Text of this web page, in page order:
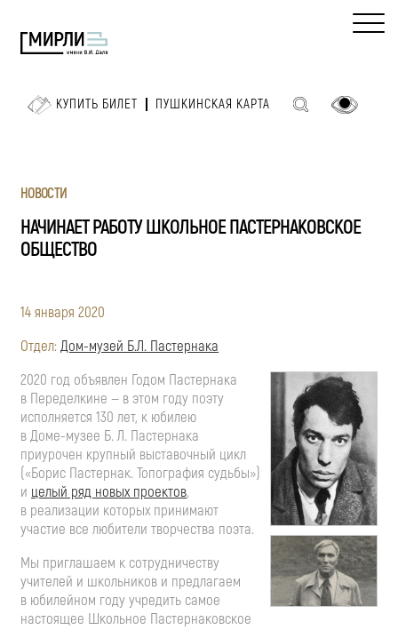
КУПИТЬ БИЛЕТ ПУШКИНСКАЯ КАРТА
НОВОСТИ
НАЧИНАЕТ РАБОТУ ШКОЛЬНОЕ ПАСТЕРНАКОВСКОЕ
ОБЩЕСТВО
14 января 2020
Отдел:Дом-музей Б.Л. Пастернака
2020 год объявлен Годом Пастернака
в Переделкине — в этом году поэту
исполняется 130 лет, к юбилею
вДоме-музее Б. Л. Пастернака
приурочен крупный выставочный цикл
(«Борис Пастернак. Топография судьбы»)
и целый ряд новых проектов,
в реализации которых принимают
участие все любители творчества поэта.
Мы приглашаем к сотрудничеству
учителей и школьников и предлагаем
в юбилейном году учредить самое
настоящее Школьное Пастернаковское